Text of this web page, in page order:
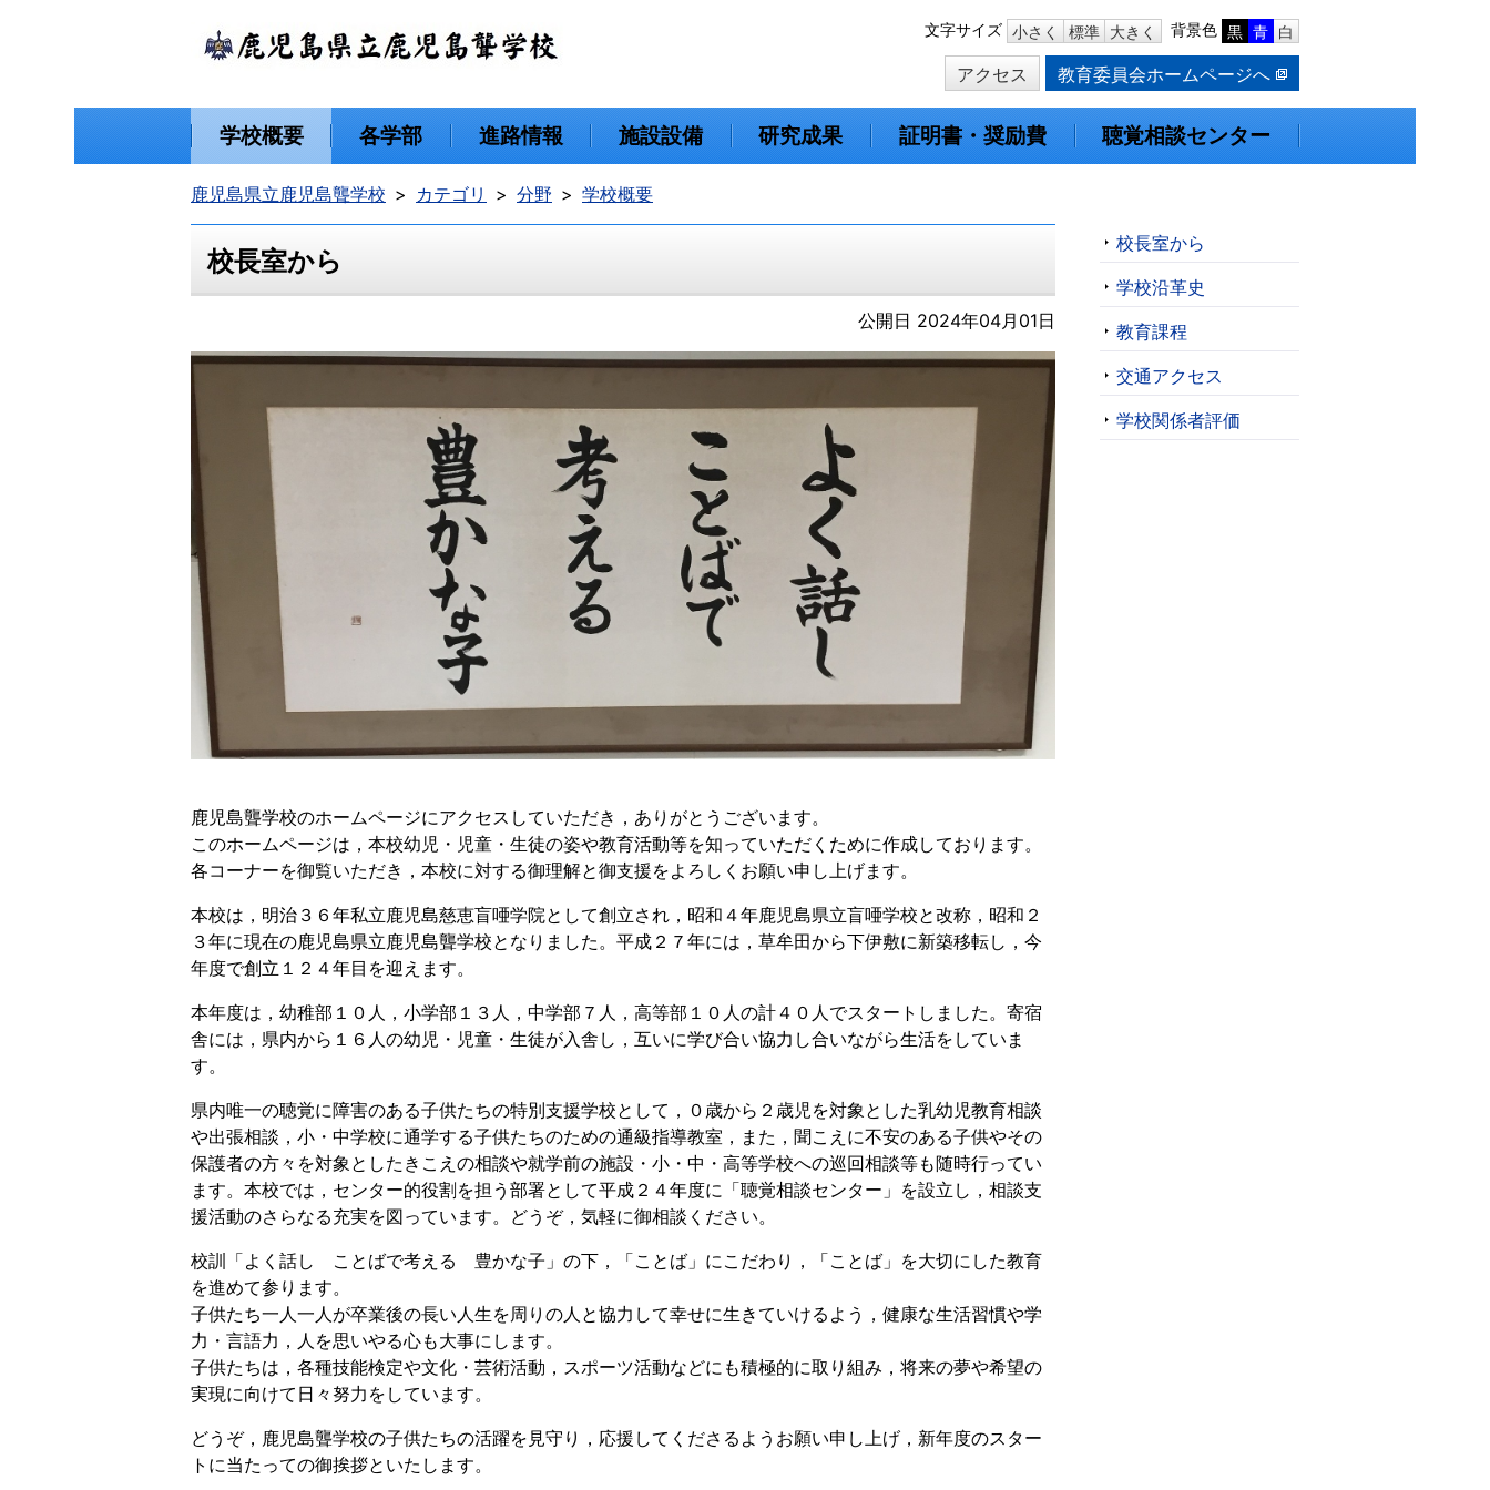
本
動
文字サイズ 小さく 標準 大きく 背景色 黒 青 白
アクセス 教育委員会ホームページへ
学校概要 各学部 進路情報 施設設備 研究成果 証明書・奨励費 聴覚相談センター
鹿児島県立鹿児島聾学校 カテゴリ 分野 学校概要
校長室から
公開日 2024年04月01日
鹿児島聾学校のホームページにアクセスしていただき，ありがとうございます。
このホームページは，本校幼児・児童・生徒の姿や教育活動等を知っていただくために作成しております。
各コーナーを御覧いただき，本校に対する御理解と御支援をよろしくお願い申し上げます。
本校は，明治３６年私立鹿児島慈恵盲唖学院として創立され，昭和４年鹿児島県立盲唖学校と改称，昭和２
３年に現在の鹿児島県立鹿児島聾学校となりました。平成２７年には，草牟田から下伊敷に新築移転し，今
年度で創立１２４年目を迎えます。
本年度は，幼稚部１０人，小学部１３人，中学部７人，高等部１０人の計４０人でスタートしました。寄宿
舎には，県内から１６人の幼児・児童・生徒が入舎し，互いに学び合い協力し合いながら生活をしていま
す。
県内唯一の聴覚に障害のある子供たちの特別支援学校として，０歳から２歳児を対象とした乳幼児教育相談
や出張相談，小・中学校に通学する子供たちのための通級指導教室，また，聞こえに不安のある子供やその
保護者の方々を対象としたきこえの相談や就学前の施設・小・中・高等学校への巡回相談等も随時行ってい
ます。本校では，センター的役割を担う部署として平成２４年度に「聴覚相談センター」を設立し，相談支
援活動のさらなる充実を図っています。どうぞ，気軽に御相談ください。
校訓「よく話し ことばで考える 豊かな子」の下，「ことば」にこだわり，「ことば」を大切にした教育
を進めて参ります。
子供たち一人一人が卒業後の長い人生を周りの人と協力して幸せに生きていけるよう，健康な生活習慣や学
力・言語力，人を思いやる心も大事にします。
子供たちは，各種技能検定や文化・芸術活動，スポーツ活動などにも積極的に取り組み，将来の夢や希望の
実現に向けて日々努力をしています。
どうぞ，鹿児島聾学校の子供たちの活躍を見守り，応援してくださるようお願い申し上げ，新年度のスター
トに当たっての御挨拶といたします。
校長室から
学校沿革史
教育課程
交通アクセス
学校関係者評価